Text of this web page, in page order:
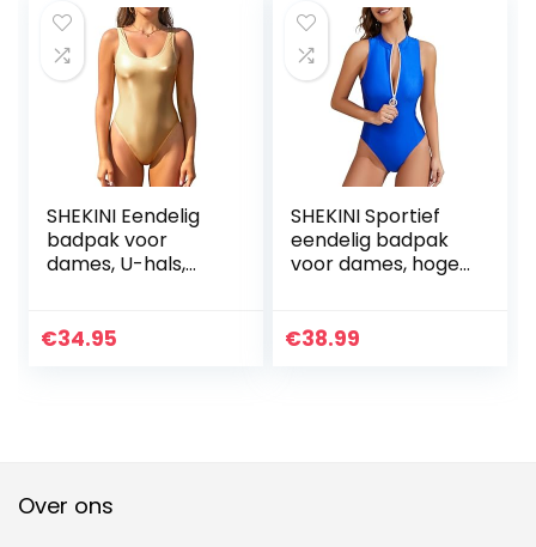
SHEKINI Eendelig
badpak voor
dames, U-hals,
badmode, hoge
€34.95
SHEKINI Sportief
eendelig badpak
voor dames, hoge
luipaardprint,
€38.99
Over ons